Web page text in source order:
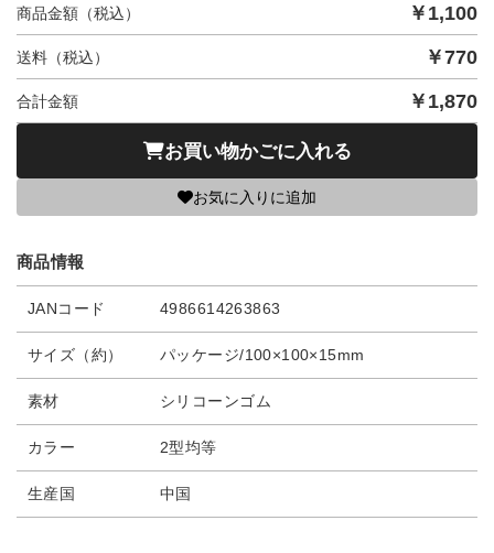
商品金額（税込） ￥ 1,100
送料（税込） ￥770
合計金額 ￥ 1,870
お買い物かごに入れる
お気に入りに追加
商品情報
JANコード 4986614263863
サイズ（約） パッケージ/100×100×15mm
素材 シリコーンゴム
カラー 2型均等
生産国 中国